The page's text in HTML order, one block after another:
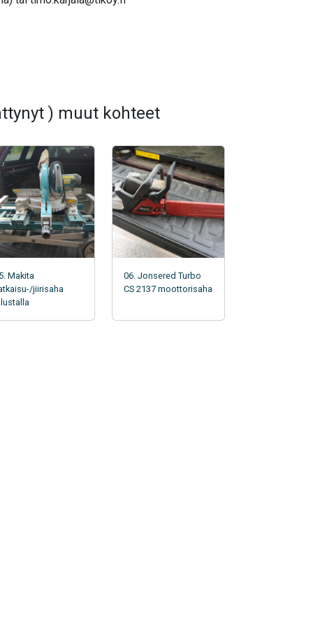
) muut kohteet
Makita
jiirisaha
06. Jonsered Turbo
CS 2137 moottorisaha